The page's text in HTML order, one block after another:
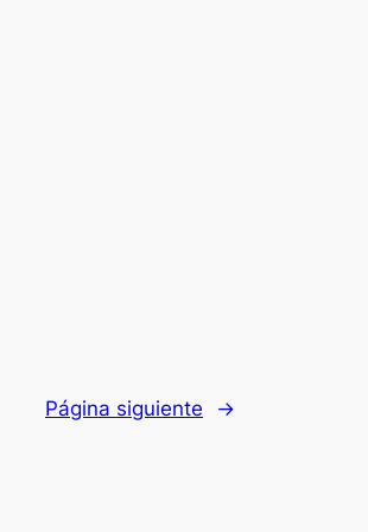
Página siguiente →